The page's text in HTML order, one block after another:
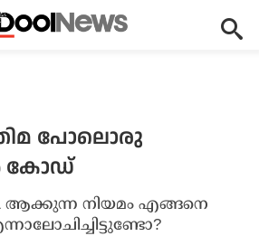
പോലൊരു
കോഡ്
ആക്കുന്ന നിയമം എങ്ങനെ